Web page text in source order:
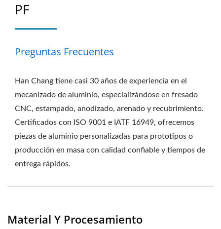
PF
Preguntas Frecuentes
Han Chang tiene casi 30 años de experiencia en el
mecanizado de aluminio, especializándose en fresado
CNC, estampado, anodizado, arenado y recubrimiento.
Certificados con ISO 9001 e IATF 16949, ofrecemos
piezas de aluminio personalizadas para prototipos o
producción en masa con calidad confiable y tiempos de
entrega rápidos.
Material Y Procesamiento